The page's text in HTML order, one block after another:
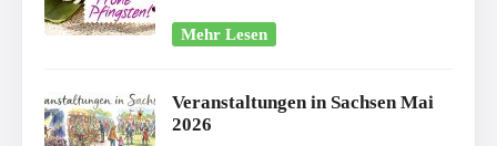
Mehr Lesen
Veranstaltungen in Sachsen Mai
2026